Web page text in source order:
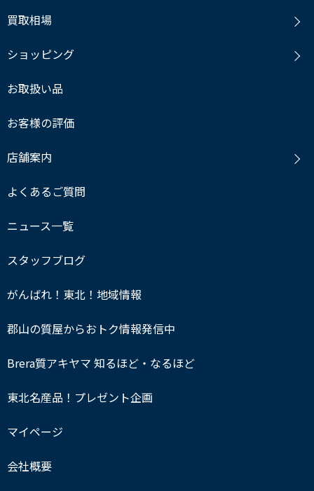
買取相場
ショッピング
お取扱い品
お客様の評価
店舗案内
よくあるご質問
ニュース一覧
スタッフブログ
がんばれ！東北！地域情報
郡山の質屋からおトク情報発信中
Brera質アキヤマ 知るほど・なるほど
東北名産品！プレゼント企画
マイページ
会社概要